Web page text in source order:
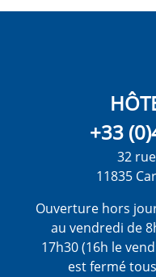
+33
32
11835
Ouverture hors
au vendredi de
17h30 (16h le
est fermé